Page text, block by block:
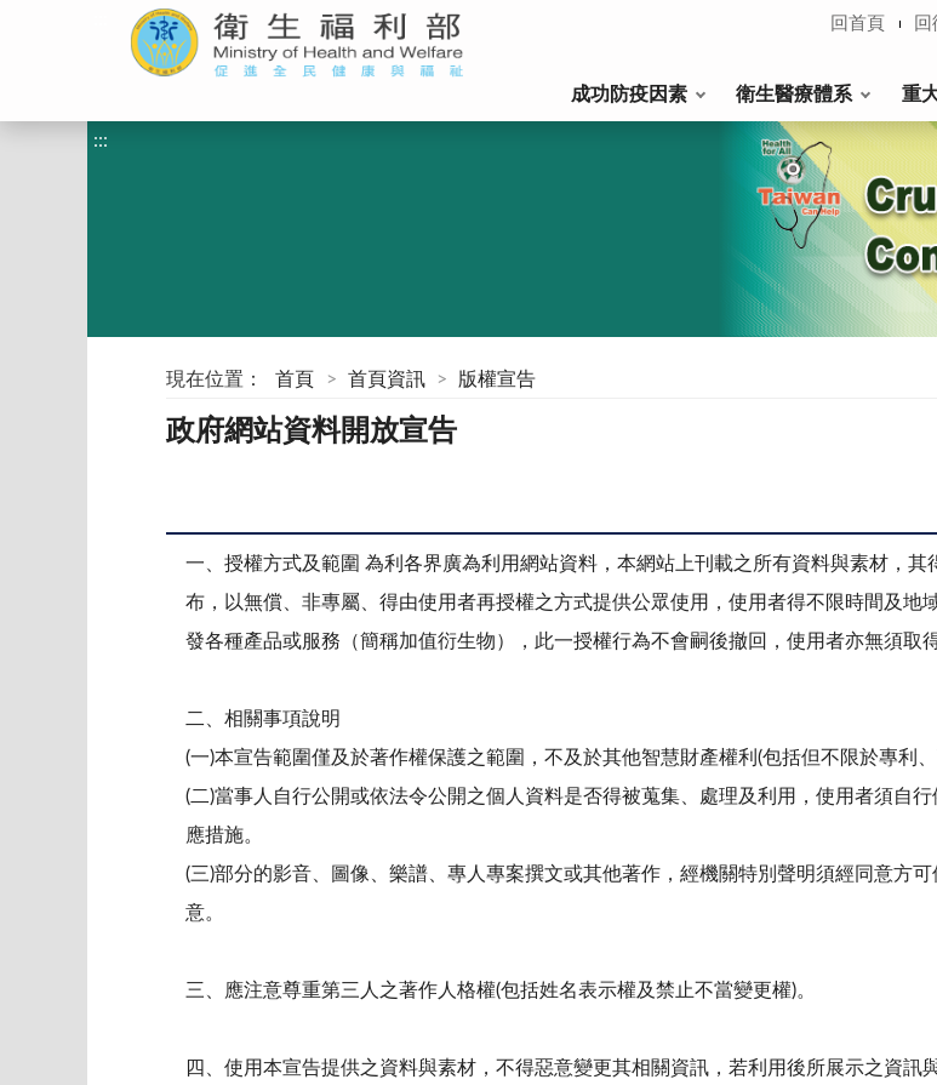
回首頁
成功防疫因素 衛生醫療體系 重
:::
現在位置： 首頁 首頁資訊 版權宣告
政府網站資料開放宣告
一、授權方式及範圍 為利各界廣為利用網站資料，本網站上刊載之所有資料與素材，其
布，以無償、非專屬、得由使用者再授權之方式提供公眾使用，使用者得不限時間及地
發各種產品或服務（簡稱加值衍生物），此一授權行為不會嗣後撤回，使用者亦無須取
二、相關事項說明
(一)本宣告範圍僅及於著作權保護之範圍，不及於其他智慧財產權利(包括但不限於專利
(二)當事人自行公開或依法令公開之個人資料是否得被蒐集、處理及利用，使用者須自
應措施。
(三)部分的影音、圖像、樂譜、專人專案撰文或其他著作，經機關特別聲明須經同意方
意。
三、應注意尊重第三人之著作人格權(包括姓名表示權及禁止不當變更權)。
四、使用本宣告提供之資料與素材，不得惡意變更其相關資訊，若利用後所展示之資